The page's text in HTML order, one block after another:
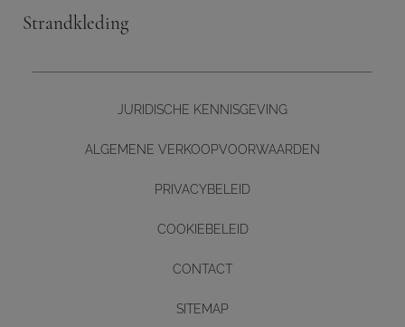
Strandkleding
JURIDISCHE KENNISGEVING
ALGEMENE VERKOOPVOORWAARDEN
PRIVACYBELEID
COOKIEBELEID
CONTACT
SITEMAP
Diseño y desarrollo web -